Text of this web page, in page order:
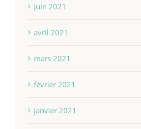
juin 2021
avril 2021
mars 2021
février 2021
janvier 2021